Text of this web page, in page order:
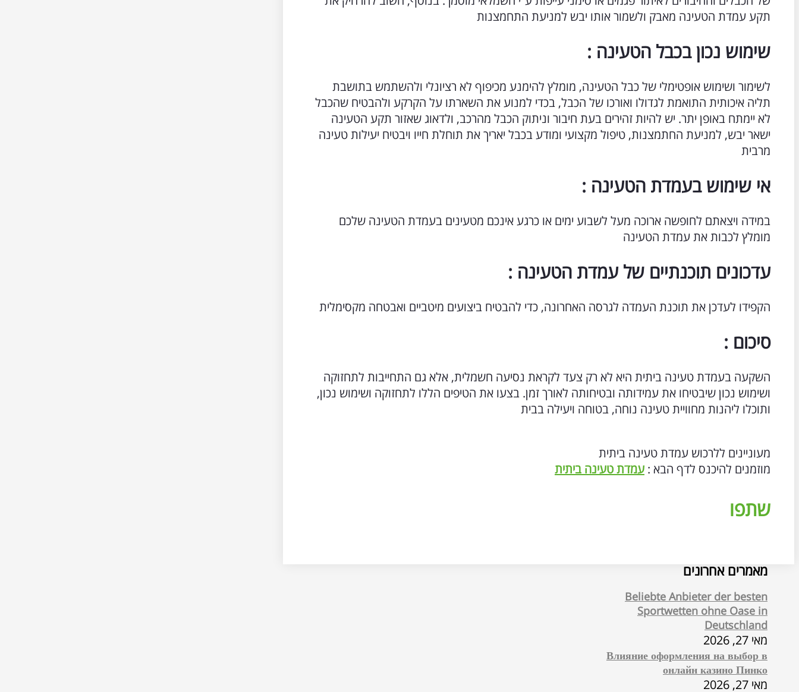
תקע עמדת הטעינה מאבק ולשמור אותו יבש למניעת התחמצנות
שימוש נכון בכבל הטעינה :
לשימור ושימוש אופטימלי של כבל הטעינה, מומלץ להימנע מכיפוף לא רציונלי ולהשתמש בתושבת
תליה איכותית התואמת לגדולו ואורכו של הכבל, בכדי למנוע את השארתו על הקרקע ולהבטיח שהכבל
לא יימתח באופן יתר. יש להיות זהירים בעת חיבור וניתוק הכבל מהרכב, ולדאוג שאזור תקע הטעינה
ישאר יבש, למניעת החתמצנות, טיפול מקצועי ומודע בכבל יאריך את תוחלת חייו ויבטיח יעילות טעינה
מרבית
אי שימוש בעמדת הטעינה :
במידה ויצאתם לחופשה ארוכה מעל לשבוע ימים או כרגע אינכם מטעינים בעמדת הטעינה שלכם
מומלץ לכבות את עמדת הטעינה
עדכונים תוכנתיים של עמדת הטעינה :
הקפידו לעדכן את תוכנת העמדה לגרסה האחרונה, כדי להבטיח ביצועים מיטביים ואבטחה מקסימלית
סיכום :
השקעה בעמדת טעינה ביתית היא לא רק צעד לקראת נסיעה חשמלית, אלא גם התחייבות לתחזוקה
ושימוש נכון שיבטיחו את עמידותה ובטיחותה לאורך זמן. בצעו את הטיפים הללו לתחזוקה ושימוש נכון,
ותוכלו ליהנות מחוויית טעינה נוחה, בטוחה ויעילה בבית
מעוניינים ללרכוש עמדת טעינה ביתית
מוזמנים להיכנס לדף הבא : עמדת טעינה ביתית
שתפו
מאמרים אחרונים
Beliebte Anbieter der besten
Sportwetten ohne Oase in
Deutschland
מאי 27, 2026
Влияние оформления на выбор в
онлайн казино Пинко
מאי 27, 2026